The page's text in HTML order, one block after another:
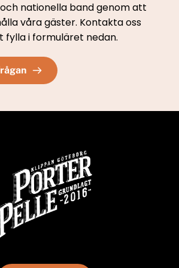
nationella band genom att
våra gäster. Kontakta oss
fylla i formuläret nedan.